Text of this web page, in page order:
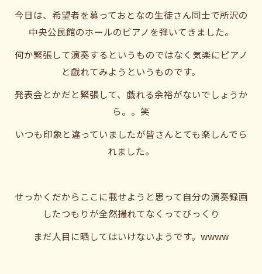
今日は、希望者を募っておとなの生徒さん同士で所沢の
中央公民館のホールのピアノを弾いてきました。
何か緊張して演奏するというものではなく気楽にピアノ
と戯れてみようというものです。
発表会とかだと緊張して、戯れる余裕がないでしょうか
ら。。笑
いつも印象と違っていましたが皆さんとても楽しんでら
れました。
せっかくだからここに載せようと思って自分の演奏録画
したつもりが全然撮れてなくってびっくり
まだ人目に晒してはいけないようです。wwww